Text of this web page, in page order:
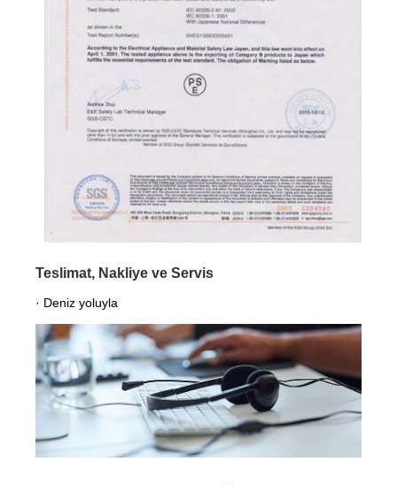
Teslimat, Nakliye ve Servis
· Deniz yoluyla